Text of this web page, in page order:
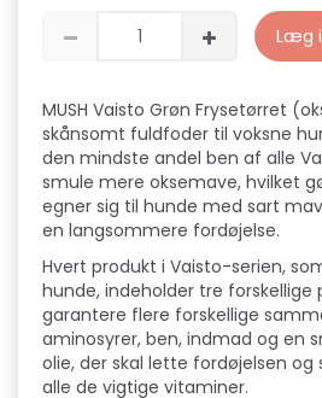
Læg
MUSH Vaisto Grøn Frysetørret
skånsomt fuldfoder til voksne
den mindste andel ben af alle
smule mere oksemave, hvilket
egner sig til hunde med sart
en langsommere fordøjelse.
Hvert produkt i Vaisto-serien,
hunde, indeholder tre forskellige
garantere flere forskellige
aminosyrer, ben, indmad og en
olie, der skal lette fordøjelsen og
alle de vigtige vitaminer.